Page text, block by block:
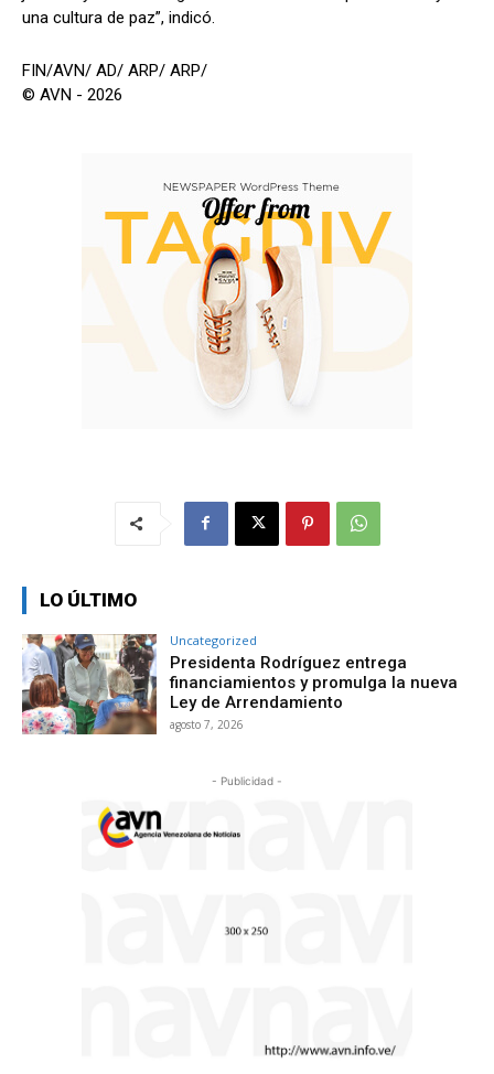
una cultura de paz”, indicó.
FIN/AVN/ AD/ ARP/ ARP/
© AVN - 2026
LO ÚLTIMO
Uncategorized
Presidenta Rodríguez entrega
financiamientos y promulga la nueva
Ley de Arrendamiento
agosto 7, 2026
- Publicidad -